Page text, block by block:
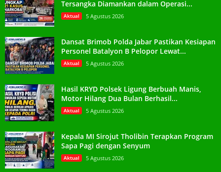
Tersangka Diamankan dalam Operasi...
Aktual 5 Agustus 2026
Dansat Brimob Polda Jabar Pastikan Kesiapan
Personel Batalyon B Pelopor Lewat...
Aktual 5 Agustus 2026
Hasil KRYD Polsek Ligung Berbuah Manis,
Motor Hilang Dua Bulan Berhasil...
Aktual 5 Agustus 2026
Kepala MI Sirojut Tholibin Terapkan Program
Sapa Pagi dengan Senyum
Aktual 5 Agustus 2026